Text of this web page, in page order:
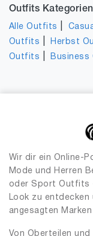
Outfits Kategorien
Alle Outfits
Outfits
Herbst
Outfits
Business
Wir dir ein Online-
Mode und Herren
oder Sport Outfits
Look zu
angesagten Marken
Von Oberteilen